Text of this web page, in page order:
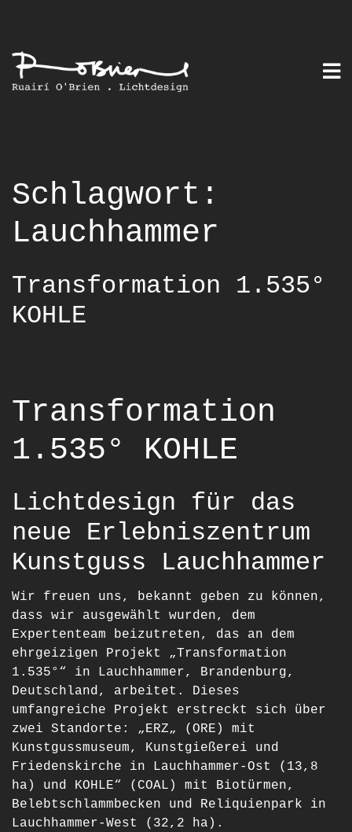
to
content
Schlagwort:
Lauchhammer
Transformation 1.535°
KOHLE
Transformation
1.535° KOHLE
Lichtdesign für das
neue Erlebniszentrum
Kunstguss Lauchhammer
Wir freuen uns, bekannt geben zu können,
dass wir ausgewählt wurden, dem
Expertenteam beizutreten, das an dem
ehrgeizigen Projekt „Transformation
1.535°“ in Lauchhammer, Brandenburg,
Deutschland, arbeitet. Dieses
umfangreiche Projekt erstreckt sich über
zwei Standorte: „ERZ„ (ORE) mit
Kunstgussmuseum, Kunstgießerei und
Friedenskirche in Lauchhammer-Ost (13,8
ha) und KOHLE“ (COAL) mit Biotürmen,
Belebtschlammbecken und Reliquienpark in
Lauchhammer-West (32,2 ha).